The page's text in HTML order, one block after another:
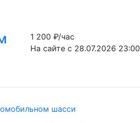
1 200₽/час
На сайте с 28.07.2026 23:00
шасси